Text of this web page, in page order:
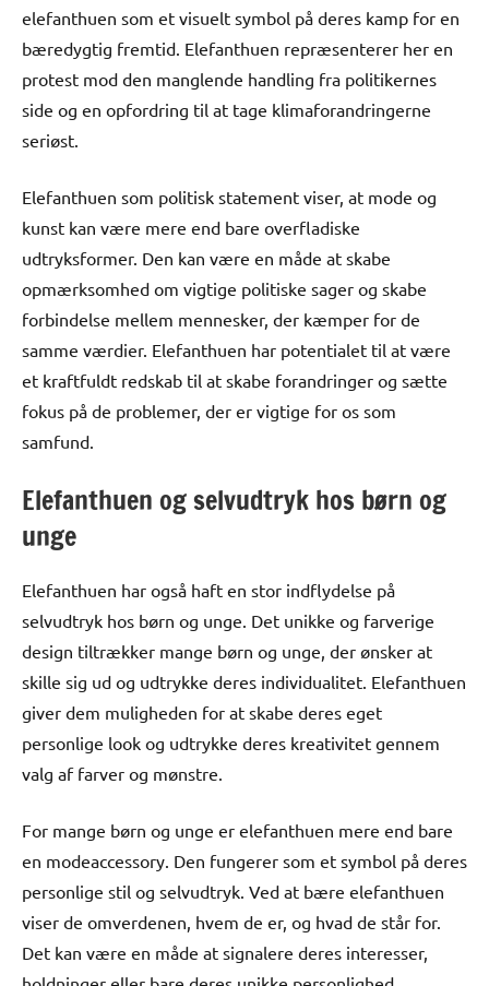
elefanthuen som et visuelt symbol på deres kamp for en
bæredygtig fremtid. Elefanthuen repræsenterer her en
protest mod den manglende handling fra politikernes
side og en opfordring til at tage klimaforandringerne
seriøst.
Elefanthuen som politisk statement viser, at mode og
kunst kan være mere end bare overfladiske
udtryksformer. Den kan være en måde at skabe
opmærksomhed om vigtige politiske sager og skabe
forbindelse mellem mennesker, der kæmper for de
samme værdier. Elefanthuen har potentialet til at være
et kraftfuldt redskab til at skabe forandringer og sætte
fokus på de problemer, der er vigtige for os som
samfund.
Elefanthuen og selvudtryk hos børn og
unge
Elefanthuen har også haft en stor indflydelse på
selvudtryk hos børn og unge. Det unikke og farverige
design tiltrækker mange børn og unge, der ønsker at
skille sig ud og udtrykke deres individualitet. Elefanthuen
giver dem muligheden for at skabe deres eget
personlige look og udtrykke deres kreativitet gennem
valg af farver og mønstre.
For mange børn og unge er elefanthuen mere end bare
en modeaccessory. Den fungerer som et symbol på deres
personlige stil og selvudtryk. Ved at bære elefanthuen
viser de omverdenen, hvem de er, og hvad de står for.
Det kan være en måde at signalere deres interesser,